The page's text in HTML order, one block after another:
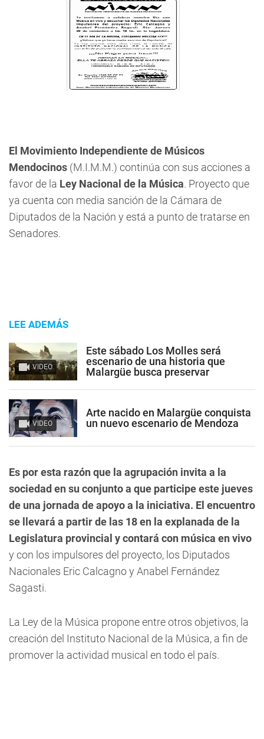
El Movimiento Independiente de Músicos
Mendocinos (M.I.M.M.) continúa con sus acciones a
favor de la Ley Nacional de la Música. Proyecto que
ya cuenta con media sanción de la Cámara de
Diputados de la Nación y está a punto de tratarse en
Senadores.
LEE ADEMÁS
VIDEO
Este sábado Los Molles será
escenario de una historia que
Malargüe busca preservar
VIDEO
Arte nacido en Malargüe conquista
un nuevo escenario de Mendoza
Es por esta razón que la agrupación invita a la
sociedad en su conjunto a que participe este jueves
de una jornada de apoyo a la iniciativa. El encuentro
se llevará a partir de las 18 en la explanada de la
Legislatura provincial y contará con música en vivo
y con los impulsores del proyecto, los Diputados
Nacionales Eric Calcagno y Anabel Fernández
Sagasti.
La Ley de la Música propone entre otros objetivos, la
creación del Instituto Nacional de la Música, a fin de
promover la actividad musical en todo el país.